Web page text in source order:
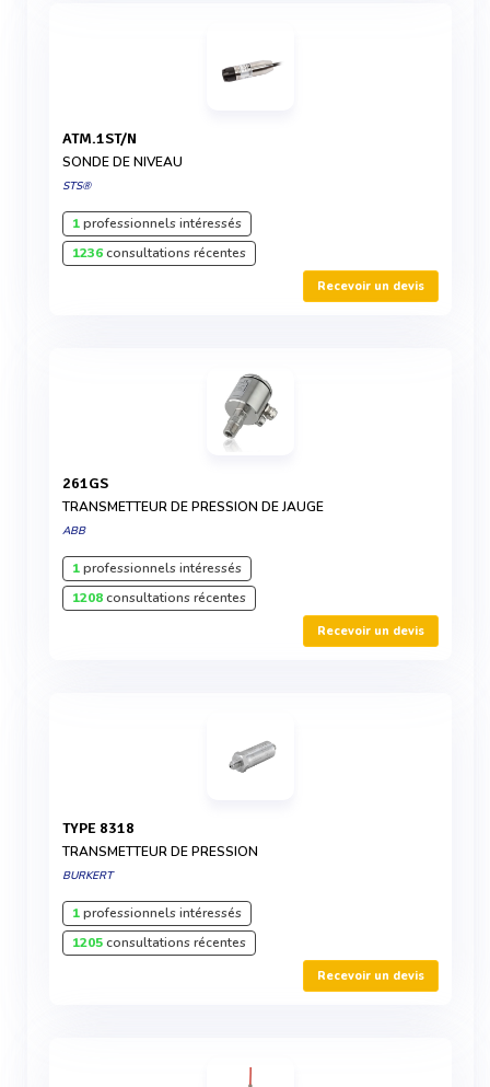
ATM.1ST/N
SONDE DE NIVEAU
STS®
1professionnels intéressés
1236consultations récentes
Recevoir un devis
261GS
TRANSMETTEUR DE PRESSION DE JAUGE
ABB
1professionnels intéressés
1208consultations récentes
Recevoir un devis
TYPE 8318
TRANSMETTEUR DE PRESSION
BURKERT
1professionnels intéressés
1205consultations récentes
Recevoir un devis